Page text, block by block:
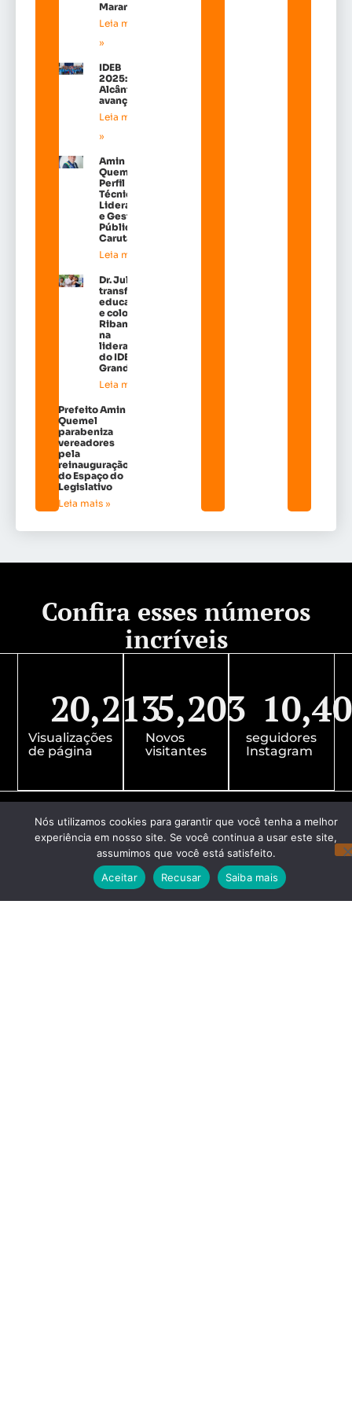
Maranhão
Leia mais
»
IDEB
2025:
Alcântara
avançou!
Leia mais
»
Amin
Quemel:
Perfil
Técnico de
Liderança
e Gestão
Pública em
Carutapera
Leia mais »
Dr. Julinho
transforma
educação
e coloca
Ribamar
na
liderança
do IDEB na
Grande Ilh
Leia mais »
Prefeito Amin
Quemel
parabeniza
vereadores
pela
reinauguração
do Espaço do
Legislativo
Leia mais »
Confira esses números
incríveis
Visualizações
de página
20,213
Novos
visitantes
5,203
seguidores
Instagram
Nós utilizamos cookies para garantir que você tenha a melhor
experiência em nosso site. Se você continua a usar este site,
assumimos que você está satisfeito.
Aceitar
Recusar Saiba mais